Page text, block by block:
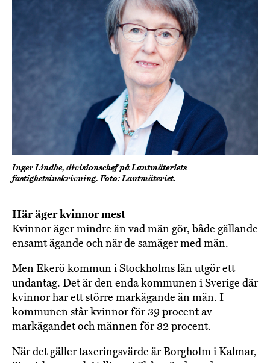
Inger Lindhe, divisionschef på Lantmäteriets
fastighetsinskrivning. Foto: Lantmäteriet.
Här äger kvinnor mest
Kvinnor äger mindre än vad män gör, både gällande
ensamt ägande och när de samäger med män.
Men Ekerö kommun i Stockholms län utgör ett
undantag. Det är den enda kommunen i Sverige där
kvinnor har ett större markägande än män. I
kommunen står kvinnor för 39 procent av
markägandet och männen för 32 procent.
När det gäller taxeringsvärde är Borgholm i Kalmar,